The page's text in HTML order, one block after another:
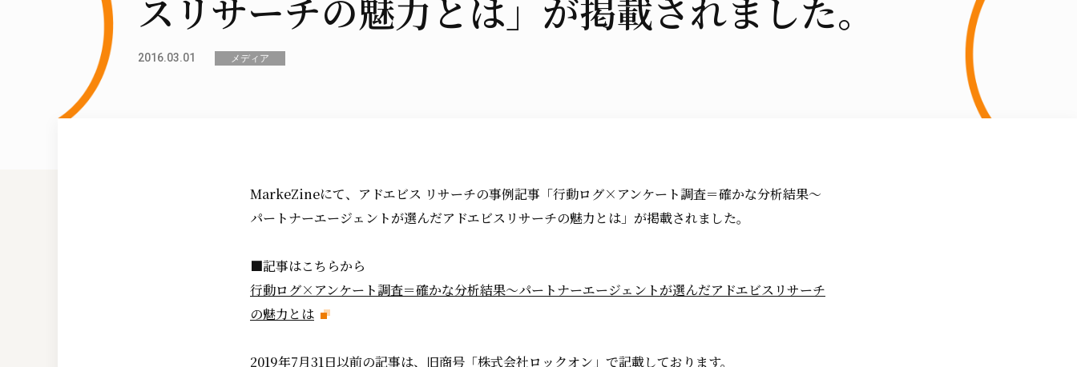
スリサーチの魅力とは」が掲載されました。
2016.03.01 メディア
MarkeZineにて、アドエビス リサーチの事例記事「行動ログ×アンケート調査＝確かな分析結果～
パートナーエージェントが選んだアドエビスリサーチの魅力とは」が掲載されました。
■記事はこちらから
行動ログ×アンケート調査＝確かな分析結果～パートナーエージェントが選んだアドエビスリサーチ
の魅力とは
2019年7月31日以前の記事は、旧商号「株式会社ロックオン」で記載しております。